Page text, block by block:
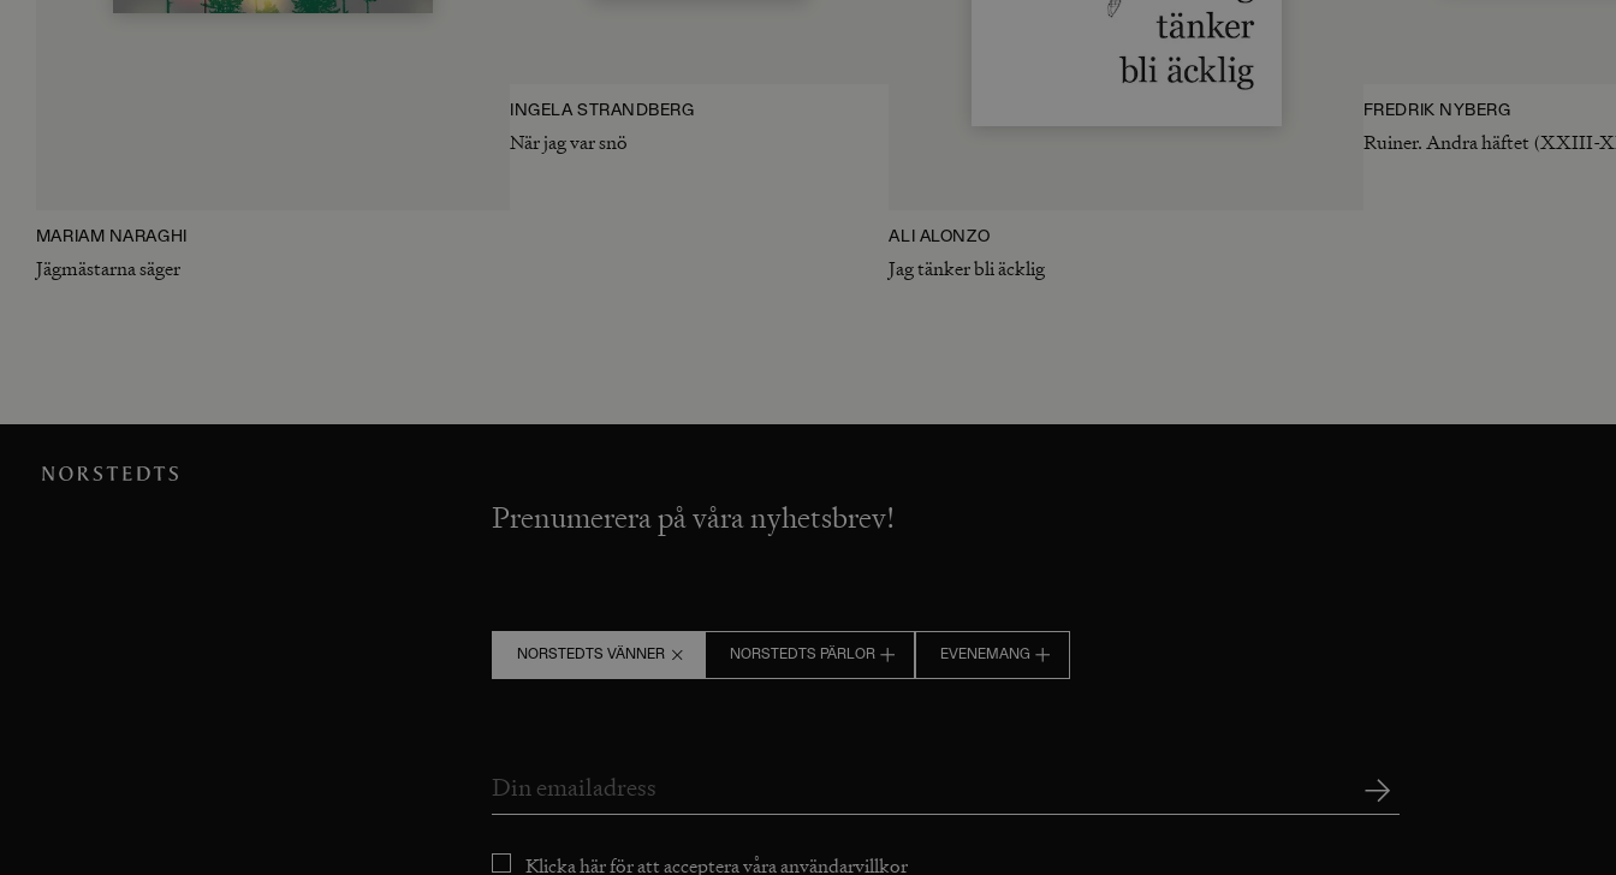
MARIAM NARAGHI
Jägmästarna säger
INGELA STRANDBERG
När jag var snö
ALI ALONZO
Jag tänker bli äcklig
FREDRIK NYBERG
Ruiner. Andra häftet (XXIII-
Prenumerera på våra nyhetsbrev!
NORSTEDTS VÄNNER NORSTEDTS PÄRLOR EVENEMANG
Klicka här för att acceptera våraanvändarvillkor